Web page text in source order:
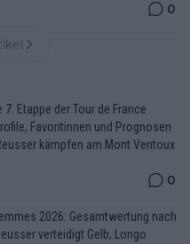
0
Etappe der Tour de France
Favoritinnen und Prognosen
kämpfen am Mont Ventoux
0
2026: Gesamtwertung nach
verteidigt Gelb, Longo